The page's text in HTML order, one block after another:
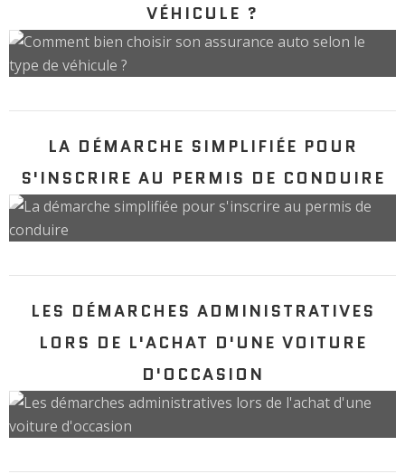
VÉHICULE ?
LA DÉMARCHE SIMPLIFIÉE POUR
S'INSCRIRE AU PERMIS DE CONDUIRE
LES DÉMARCHES ADMINISTRATIVES
LORS DE L'ACHAT D'UNE VOITURE
D'OCCASION